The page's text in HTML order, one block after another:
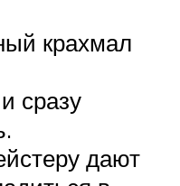
крахмал
сразу
дают